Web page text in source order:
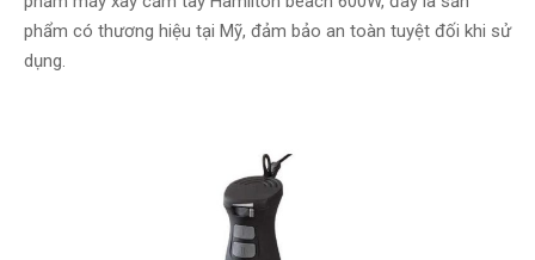
phẩm có thương hiệu tại Mỹ, đảm bảo an toàn tuyệt đối khi sử
dụng.